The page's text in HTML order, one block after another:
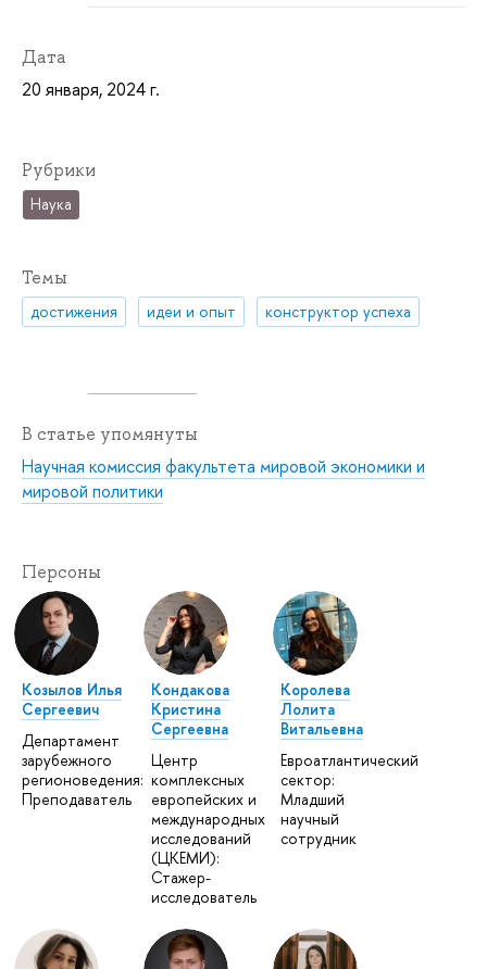
Дата
20 января, 2024 г.
Рубрики
Наука
Темы
достижения идеи и опыт конструктор успеха
В статье упомянуты
Научная комиссия факультета мировой экономики и
мировой политики
Персоны
Козылов Илья
Сергеевич
Департамент
зарубежного
регионоведения:
Преподаватель
Кондакова
Кристина
Сергеевна
Центр
комплексных
европейских и
международных
исследований
(ЦКЕМИ):
Стажер-
исследователь
Королева
Лолита
Витальевна
Евроатлантический
сектор:
Младший
научный
сотрудник